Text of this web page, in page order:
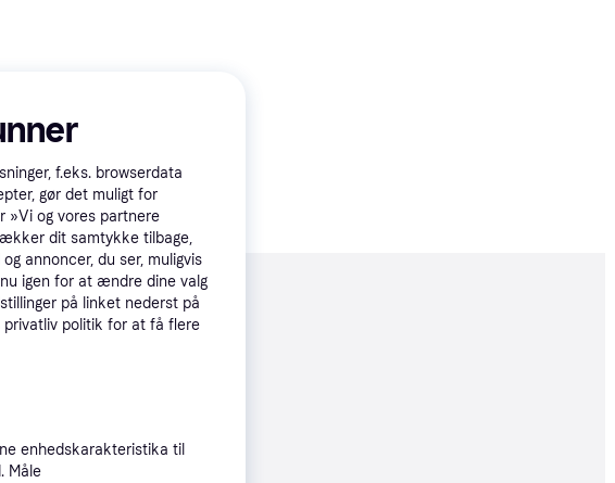
Promoveret
f.eks. browserdata
gør det muligt for
»Vi og vores partnere
dit samtykke tilbage,
annoncer, du ser, muligvis
igen for at ændre dine valg
på linket nederst på
privatliv politik for at få flere
enhedskarakteristika til
Måle